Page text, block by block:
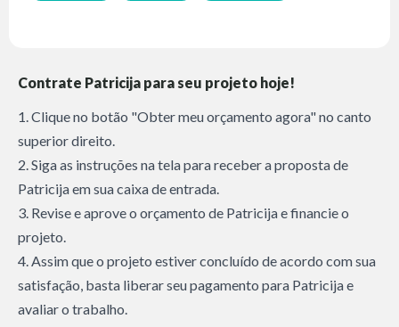
Contrate Patricija para seu projeto hoje!
1. Clique no botão "Obter meu orçamento agora" no canto
superior direito.
2. Siga as instruções na tela para receber a proposta de
Patricija em sua caixa de entrada.
3. Revise e aprove o orçamento de Patricija e financie o
projeto.
4. Assim que o projeto estiver concluído de acordo com sua
satisfação, basta liberar seu pagamento para Patricija e
avaliar o trabalho.